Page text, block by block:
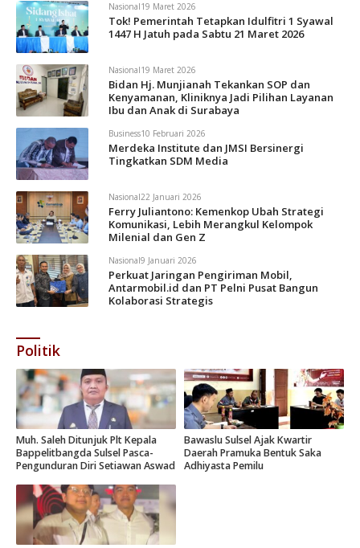
Nasional19 Maret 2026
Tok! Pemerintah Tetapkan Idulfitri 1 Syawal
1447 H Jatuh pada Sabtu 21 Maret 2026
Nasional19 Maret 2026
Bidan Hj. Munjianah Tekankan SOP dan
Kenyamanan, Kliniknya Jadi Pilihan Layanan
Ibu dan Anak di Surabaya
Business10 Februari 2026
Merdeka Institute dan JMSI Bersinergi
Tingkatkan SDM Media
Nasional22 Januari 2026
Ferry Juliantono: Kemenkop Ubah Strategi
Komunikasi, Lebih Merangkul Kelompok
Milenial dan Gen Z
Nasional9 Januari 2026
Perkuat Jaringan Pengiriman Mobil,
Antarmobil.id dan PT Pelni Pusat Bangun
Kolaborasi Strategis
Politik
Muh. Saleh Ditunjuk Plt Kepala
Bappelitbangda Sulsel Pasca-
Pengunduran Diri Setiawan Aswad
Bawaslu Sulsel Ajak Kwartir
Daerah Pramuka Bentuk Saka
Adhiyasta Pemilu